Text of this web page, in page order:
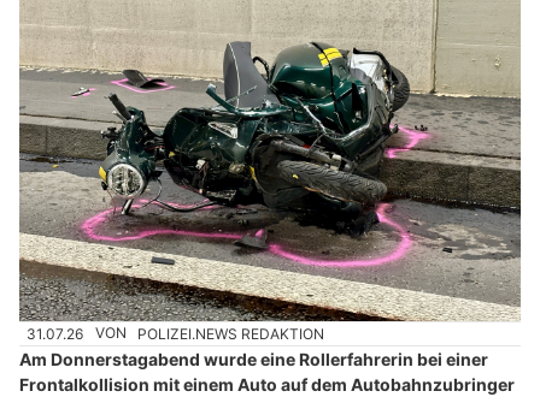
31.07.26 VON POLIZEI.NEWS REDAKTION
Am Donnerstagabend wurde eine Rollerfahrerin bei einer
Frontalkollision mit einem Auto auf dem Autobahnzubringer